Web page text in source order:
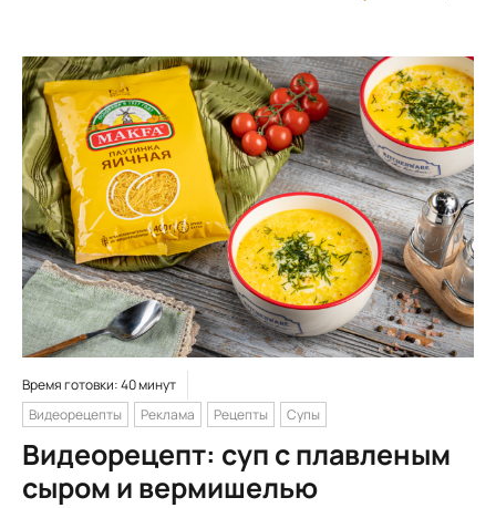
Время готовки: 40 минут
Видеорецепты
Реклама Рецепты Супы
Видеорецепт: суп с плавленым
сыром и вермишелью